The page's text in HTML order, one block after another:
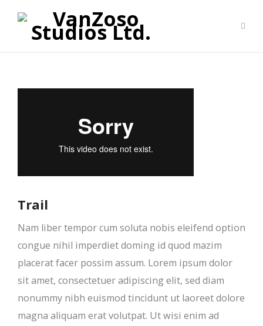
Trail
Nam liber tempor cum soluta nobis eleifend option
congue nihil imperdiet doming id quod mazim
placerat facer possim assum. Lorem ipsum dolor
sit amet, consectetuer adipiscing elit, sed diam
nonummy nibh euismod tincidunt ut laoreet dolore
magna aliquam erat volutpat. Ut wisi enim ad